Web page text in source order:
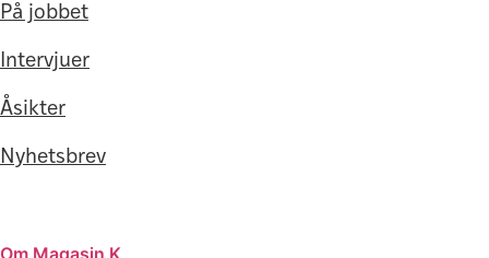
På jobbet
Intervjuer
Åsikter
Nyhetsbrev